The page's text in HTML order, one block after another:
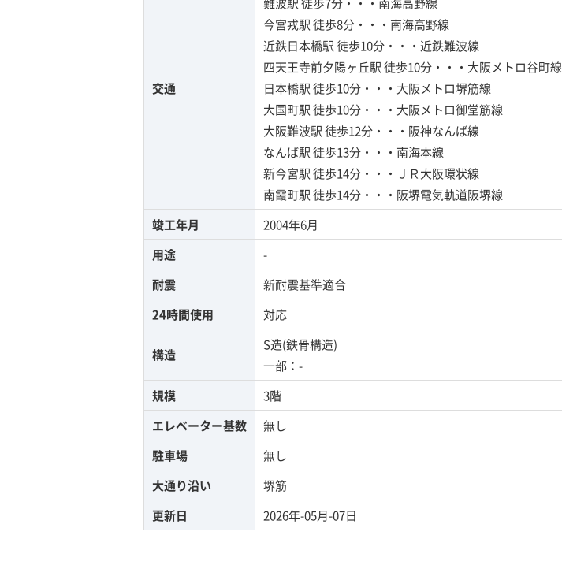
交通
今宮戎駅徒歩8分・・・南海高野線
近鉄日本橋駅徒歩10分・・・近鉄難波線
四天王寺前夕陽ヶ丘駅徒歩10分・・・大阪メトロ谷町線
日本橋駅徒歩10分・・・大阪メトロ堺筋線
大国町駅徒歩10分・・・大阪メトロ御堂筋線
大阪難波駅徒歩12分・・・阪神なんば線
なんば駅徒歩13分・・・南海本線
新今宮駅徒歩14分・・・ＪＲ大阪環状線
南霞町駅徒歩14分・・・阪堺電気軌道阪堺線
竣工年月
2004年6月
用途
-
耐震
新耐震基準適合
24時間使用
対応
構造
S造(鉄骨構造)
一部：-
規模
3階
エレベーター基数
無し
駐車場
無し
大通り沿い
堺筋
更新日
2026年-05月-07日